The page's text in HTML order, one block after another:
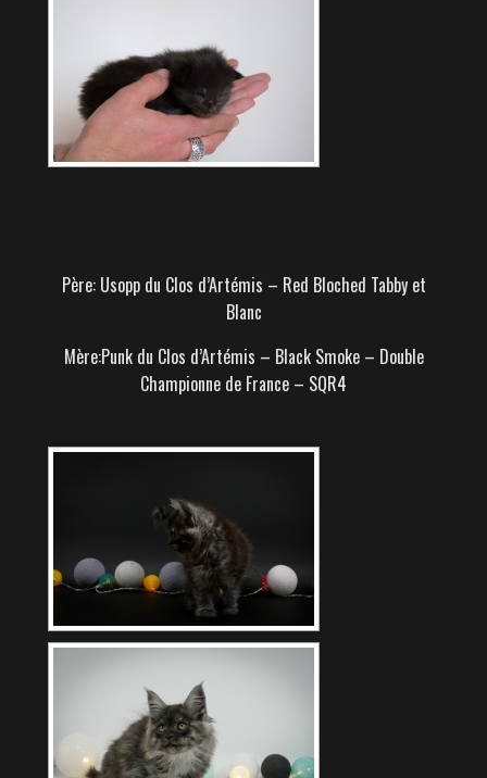
Père: Usopp du Clos d’Artémis – Red Bloched Tabby et
Blanc
Mère:Punk du Clos d’Artémis – Black Smoke – Double
Championne de France – SQR4